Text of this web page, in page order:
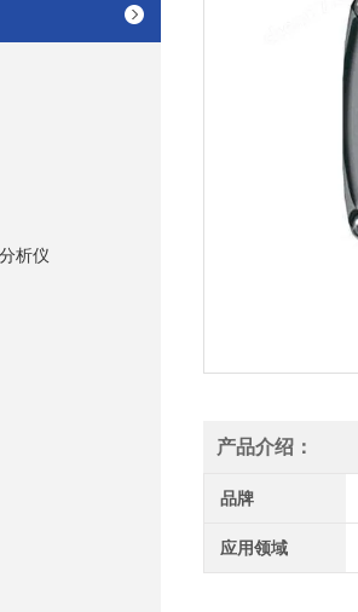
析仪
产品介绍：
品牌
应用领域